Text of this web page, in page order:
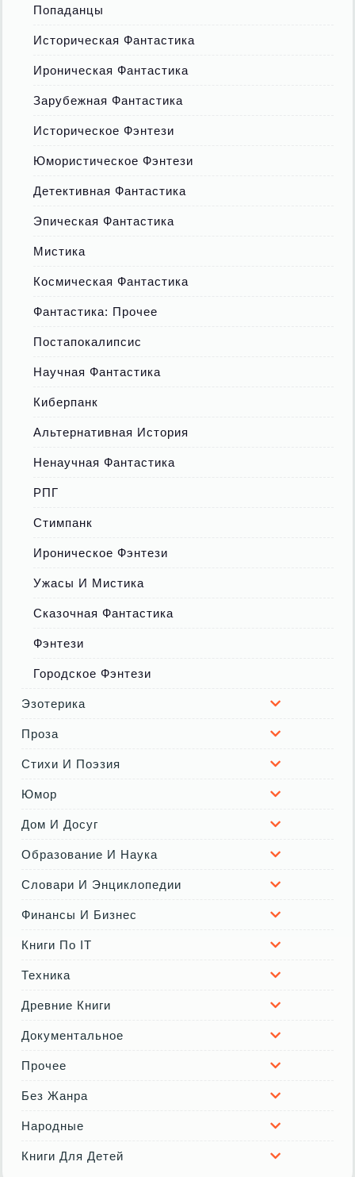
Попаданцы
Историческая Фантастика
Ироническая Фантастика
Зарубежная Фантастика
Историческое Фэнтези
Юмористическое Фэнтези
Детективная Фантастика
Эпическая Фантастика
Мистика
Космическая Фантастика
Фантастика: Прочее
Постапокалипсис
Научная Фантастика
Киберпанк
Альтернативная История
Ненаучная Фантастика
РПГ
Стимпанк
Ироническое Фэнтези
Ужасы И Мистика
Сказочная Фантастика
Фэнтези
Городское Фэнтези
Эзотерика
Проза
Стихи И Поэзия
Юмор
Дом И Досуг
Образование И Наука
Словари И Энциклопедии
Финансы И Бизнес
Книги По IT
Техника
Древние Книги
Документальное
Прочее
Без Жанра
Народные
Книги Для Детей